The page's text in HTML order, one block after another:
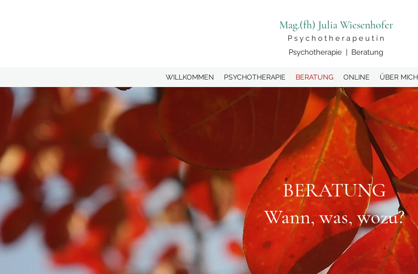
Mag.(fh) Julia Wiesenhofer
P s y c h o t h e r a p e u t i n
Psychotherapie | Beratung
WILLKOMMEN PSYCHOTHERAPIE BERATUNG ONLINE ÜBER MICH
BERATUNG
Wann, was, wozu?